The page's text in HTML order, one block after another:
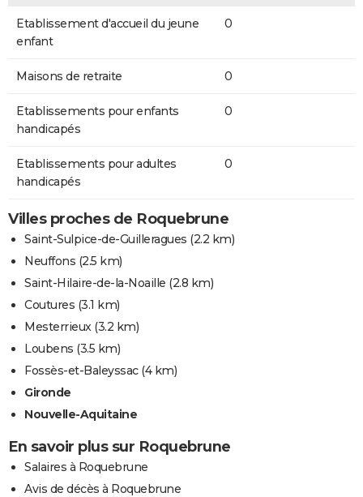
Etablissement d'accueil du jeune
enfant
0
Maisons de retraite 0
Etablissements pour enfants
handicapés
0
Etablissements pour adultes
handicapés
0
Villes proches de Roquebrune
Saint-Sulpice-de-Guilleragues (2.2 km)
Neuffons (2.5 km)
Saint-Hilaire-de-la-Noaille (2.8 km)
Coutures (3.1 km)
Mesterrieux(3.2 km)
Loubens (3.5 km)
Fossès-et-Baleyssac(4 km)
Gironde
Nouvelle-Aquitaine
En savoir plus sur Roquebrune
Salaires à Roquebrune
Avis de décès à Roquebrune